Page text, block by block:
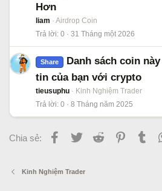
Hơn
liam
Airdrop Coin
Trả lời 0 31 Tháng một 2026
Share
Danh sách coin
tin của bạn với crypto
tieusuphu
Kinh Nghiệm Trader
Trả lời 0 8 Tháng năm 2025
Chia sẻ: Facebook
Twitter Reddit Pinterest
Kinh Nghiệm Trader